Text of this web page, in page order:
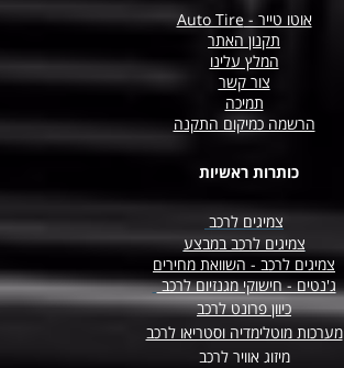
אוטו טייר - Auto Tire
תקנון האתר
המלץ עלינו
צור קשר
תמיכה
הרשמה כמיקום התקנה
כותרות ראשיות
צמיגים לרכב
צמיגים לרכב במבצע
צמיגים לרכב - השוואת מחירים
ג'נטים - חישוקי מגנזיום לרכב
כיוון פרונט לרכב
מערכות מוטלימדיה וסטריאו לרכב
מיזוג אוויר לרכב